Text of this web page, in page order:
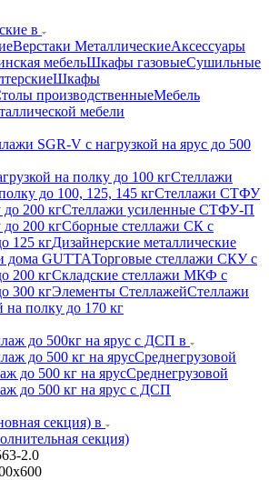
в
Верстаки МеталлическиеАксессуары
мебельШкафы газовыеСушильные
Шкафы
производственныеМебель
мебели
SGR-V с нагрузкой на ярус до 500
на полку до 100 кгСтеллажи
до 100, 125, 145 кгСтеллажи СТФУ
до 200 кгСтеллажи усиленные СТФУ-П
до 200 кгСборные стеллажи СК с
125 кгДизайнерские металлические
дома GUTTAТорговые стеллажи СКУ с
200 кгСкладские стеллажи МКФ с
300 кгЭлементы СтеллажейСтеллажи
на полку до 170 кг
до 500кг на ярус с ДСП в
до 500 кг на ярусСреднегрузовой
до 500 кг на ярусСреднегрузовой
до 500 кг на ярус с ДСП
секция) в
секция)
2.0